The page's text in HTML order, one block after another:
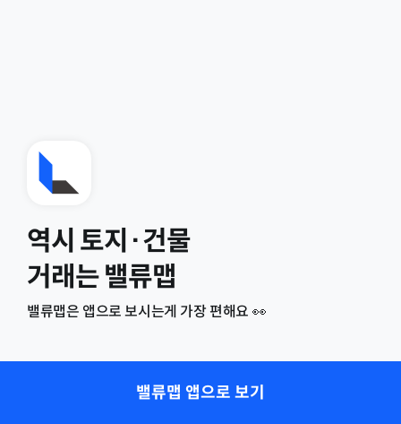
역시 토지·건물
거래는 밸류맵
밸류맵은 앱으로 보시는게 가장 편해요 👀
밸류맵 앱으로 보기